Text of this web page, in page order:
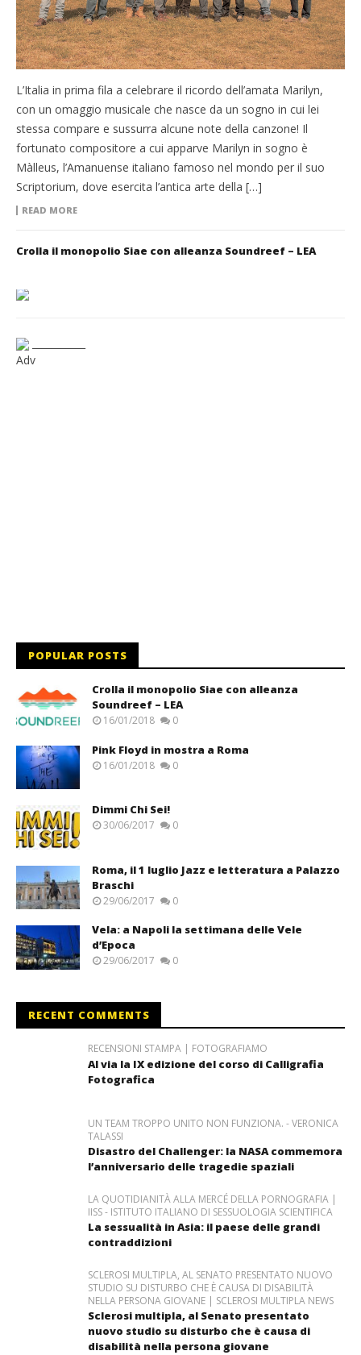
L’Italia in prima fila a celebrare il ricordo dell’amata Marilyn,
con un omaggio musicale che nasce da un sogno in cui lei
stessa compare e sussurra alcune note della canzone! Il
fortunato compositore a cui apparve Marilyn in sogno è
Màlleus, l’Amanuense italiano famoso nel mondo per il suo
Scriptorium, dove esercita l’antica arte della […]
READ MORE
Crolla il monopolio Siae con alleanza Soundreef – LEA
Adv
POPULAR POSTS
Crolla il monopolio Siae con alleanza
Soundreef – LEA
16/01/2018 0
Pink Floyd in mostra a Roma
16/01/2018 0
Dimmi Chi Sei!
30/06/2017 0
Roma, il 1 luglio Jazz e letteratura a Palazzo
Braschi
29/06/2017 0
Vela: a Napoli la settimana delle Vele
d’Epoca
29/06/2017 0
RECENT COMMENTS
RECENSIONI STAMPA | FOTOGRAFIAMO
Al via la IX edizione del corso di Calligrafia
Fotografica
UN TEAM TROPPO UNITO NON FUNZIONA. - VERONICA
TALASSI
Disastro del Challenger: la NASA commemora
l’anniversario delle tragedie spaziali
LA QUOTIDIANITÀ ALLA MERCÉ DELLA PORNOGRAFIA |
IISS - ISTITUTO ITALIANO DI SESSUOLOGIA SCIENTIFICA
La sessualità in Asia: il paese delle grandi
contraddizioni
SCLEROSI MULTIPLA, AL SENATO PRESENTATO NUOVO
STUDIO SU DISTURBO CHE È CAUSA DI DISABILITÀ
NELLA PERSONA GIOVANE | SCLEROSI MULTIPLA NEWS
Sclerosi multipla, al Senato presentato
nuovo studio su disturbo che è causa di
disabilità nella persona giovane